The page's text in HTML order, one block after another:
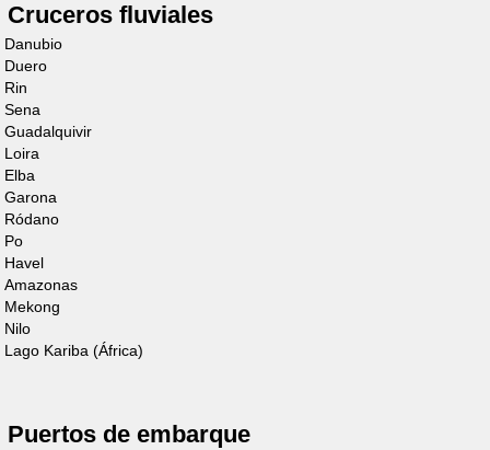
Personas
Cruceros fluviales
Danubio
Duero
Rin
Sena
Guadalquivir
Loira
Elba
Garona
Ródano
Po
Havel
Amazonas
Mekong
Nilo
Lago Kariba (África)
Puertos de embarque